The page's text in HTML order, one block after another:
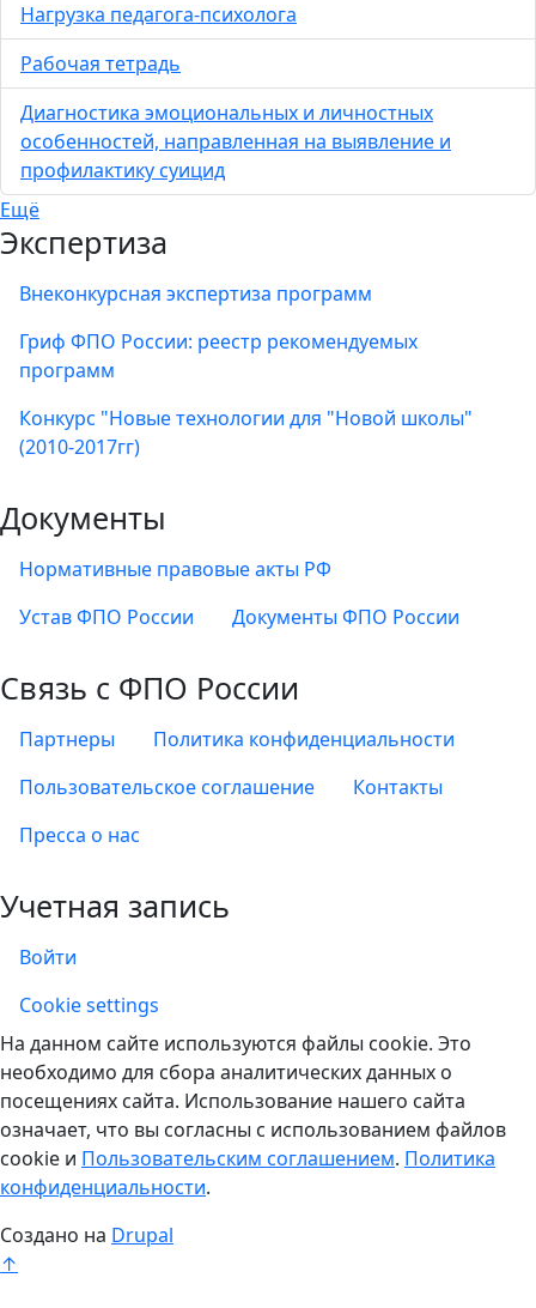
Нагрузка педагога-психолога
Рабочая тетрадь
Диагностика эмоциональных и личностных
особенностей, направленная на выявление и
профилактику суицид
Ещё
Экспертиза
Внеконкурсная экспертиза программ
Гриф ФПО России: реестр рекомендуемых
программ
Конкурс "Новые технологии для "Новой школы"
(2010-2017гг)
Документы
Нормативные правовые акты РФ
Устав ФПО России
Документы ФПО России
Связь с ФПО России
Партнеры
Политика конфиденциальности
Пользовательское соглашение
Контакты
Пресса о нас
Учетная запись
Войти
Учетная запись
Cookie settings
На данном сайте используются файлы cookie. Это
необходимо для сбора аналитических данных о
посещениях сайта. Использование нашего сайта
означает, что вы согласны с использованием файлов
cookie и Пользовательским соглашением. Политика
конфиденциальности.
Создано на Drupal
↑